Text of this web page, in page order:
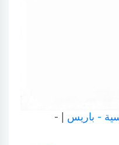
- باريس | -